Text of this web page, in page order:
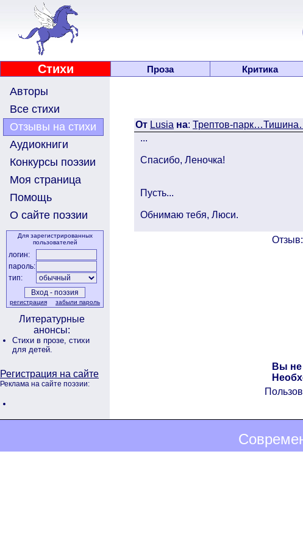
Стихи Проза Критика
Авторы
Все стихи
Отзывы на стихи
Аудиокниги
Конкурсы поэзии
Моя страница
Помощь
О сайте поэзии
Для зарегистрированных
пользователей
логин:
пароль:
тип:
регистрация забыли пароль
Литературные
анонсы:
Стихи в прозе, стихи
для детей.
Регистрация на сайте
Реклама на сайте поэзии:
От Lusia на: Трептов-
...
Спасибо, Леночка!
Пусть...
Обнимаю тебя, Люси.
Отзыв:
Вы не